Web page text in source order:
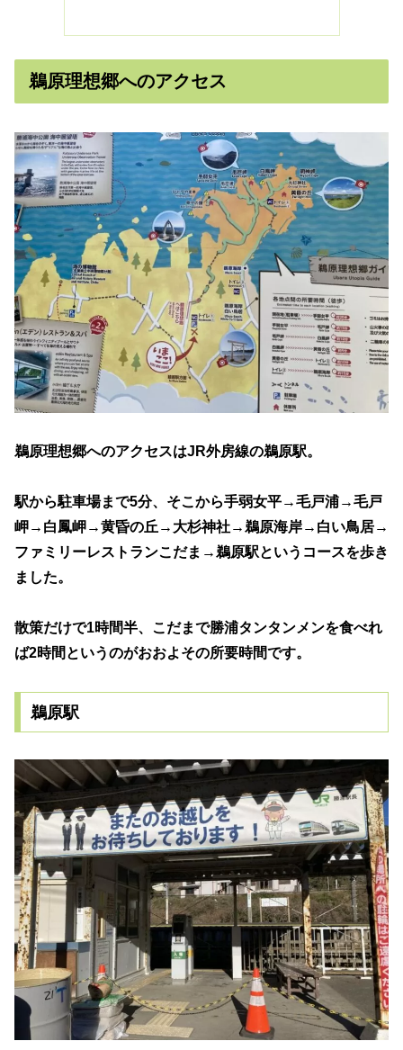
鵜原理想郷へのアクセス
鵜原理想郷へのアクセスはJR外房線の鵜原駅。
駅から駐車場まで5分、そこから手弱女平→毛戸浦→毛戸
岬→白鳳岬→黄昏の丘→大杉神社→鵜原海岸→白い鳥居→
ファミリーレストランこだま→鵜原駅というコースを歩き
ました。
散策だけで1時間半、こだまで勝浦タンタンメンを食べれ
ば2時間というのがおおよその所要時間です。
鵜原駅